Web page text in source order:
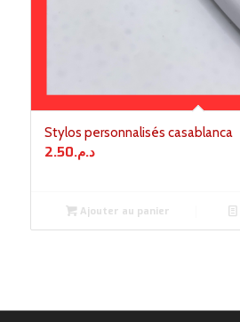
Stylos personnalisés casablanca
د.م.2.50
Ajouter au panier